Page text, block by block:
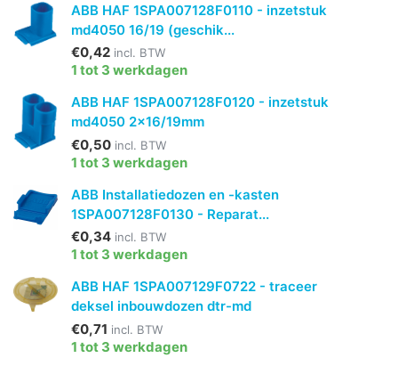
ABB HAF 1SPA007128F0110 - inzetstuk
md4050 16/19 (geschik...
€0,42 incl. BTW
1 tot 3 werkdagen
ABB HAF 1SPA007128F0120 - inzetstuk
md4050 2x16/19mm
€0,50 incl. BTW
1 tot 3 werkdagen
ABB Installatiedozen en -kasten
1SPA007128F0130 - Reparat...
€0,34 incl. BTW
1 tot 3 werkdagen
ABB HAF 1SPA007129F0722 - traceer
deksel inbouwdozen dtr-md
€0,71 incl. BTW
1 tot 3 werkdagen